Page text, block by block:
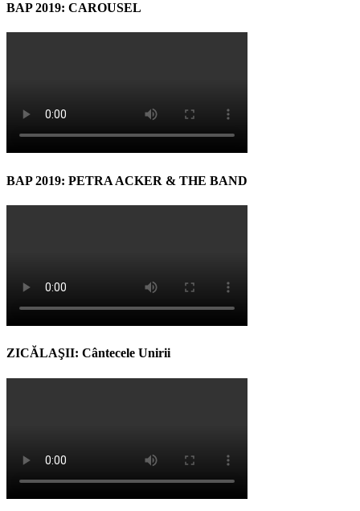
BAP 2019: CAROUSEL
BAP 2019: PETRA ACKER & THE BAND
ZICĂLAŞII: Cântecele Unirii